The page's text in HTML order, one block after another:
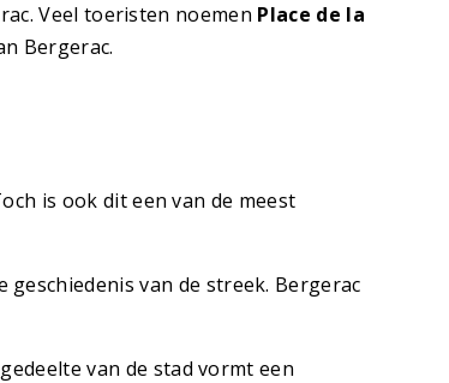
Veel toeristen noemen Place de la
Bergerac.
is ook dit een van de meest
van de streek. Bergerac
van de stad vormt een